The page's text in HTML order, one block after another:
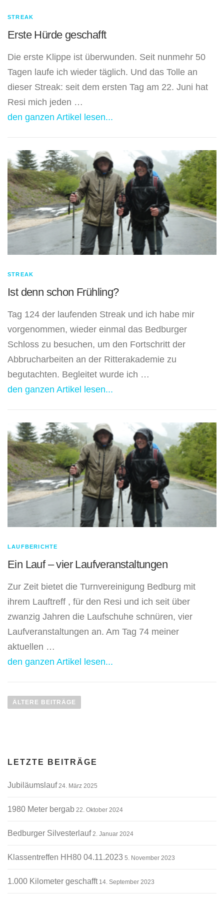
STREAK
Erste Hürde geschafft
Die erste Klippe ist überwunden. Seit nunmehr 50
Tagen laufe ich wieder täglich. Und das Tolle an
dieser Streak: seit dem ersten Tag am 22. Juni hat
Resi mich jeden …
den ganzen Artikel lesen...
STREAK
Ist denn schon Frühling?
Tag 124 der laufenden Streak und ich habe mir
vorgenommen, wieder einmal das Bedburger
Schloss zu besuchen, um den Fortschritt der
Abbrucharbeiten an der Ritterakademie zu
begutachten. Begleitet wurde ich …
den ganzen Artikel lesen...
LAUFBERICHTE
Ein Lauf – vier Laufveranstaltungen
Zur Zeit bietet die Turnvereinigung Bedburg mit
ihrem Lauftreff , für den Resi und ich seit über
zwanzig Jahren die Laufschuhe schnüren, vier
Laufveranstaltungen an. Am Tag 74 meiner
aktuellen …
den ganzen Artikel lesen...
e
g
s
n
a
i
a
i
ÄLTERE BEITRÄGE
LETZTE BEITRÄGE
Jubiläumslauf 24. März 2025
1980 Meter bergab 22. Oktober 2024
Bedburger Silvesterlauf 2. Januar 2024
Klassentreffen HH80 04.11.2023 5. November 2023
1.000 Kilometer geschafft 14. September 2023